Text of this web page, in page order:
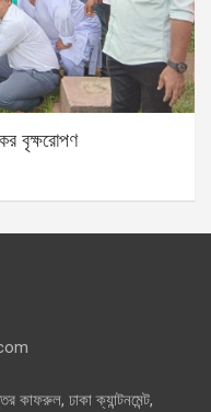
বৃক্ষরোপণ
কাফরুল, ঢাকা ক্যান্টনমেন্ট,